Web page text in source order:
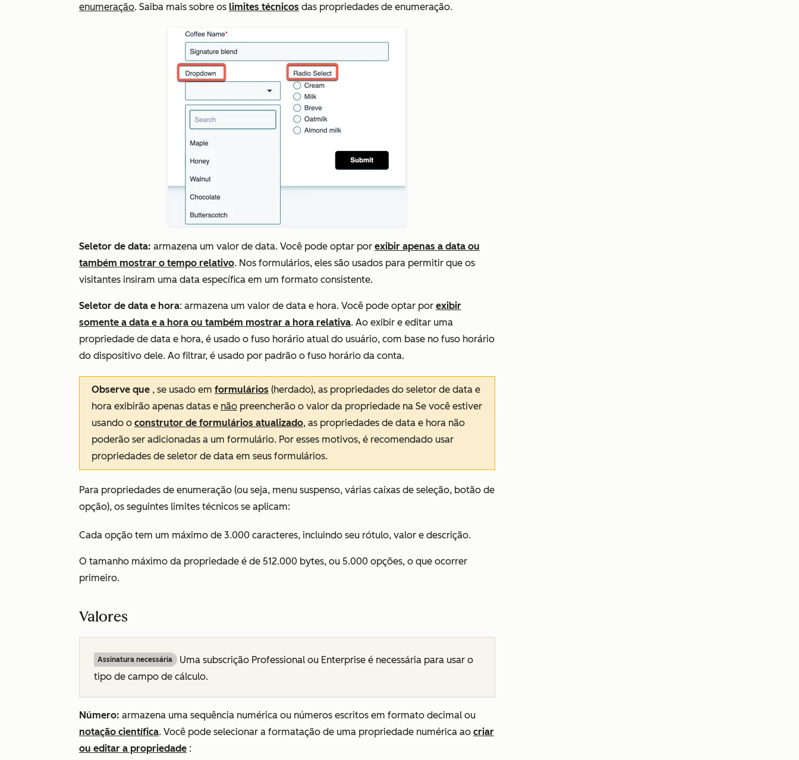
enumeração. Saiba mais sobre os limites técnicos das propriedades de enumeração.
Seletor de data: armazena um valor de data. Você pode optar por exibir apenas a data ou
também mostrar o tempo relativo. Nos formulários, eles são usados para permitir que os
visitantes insiram uma data específica em um formato consistente.
Seletor de data e hora: armazena um valor de data e hora. Você pode optar por exibir
somente a data e a hora ou também mostrar a hora relativa. Ao exibir e editar uma
propriedade de data e hora, é usado o fuso horário atual do usuário, com base no fuso horário
do dispositivo dele. Ao filtrar, é usado por padrão o fuso horário da conta.
Observe que , se usado em formulários (herdado), as propriedades do seletor de data e
hora exibirão apenas datas e não preencherão o valor da propriedade na Se você estiver
usando o construtor de formulários atualizado, as propriedades de data e hora não
poderão ser adicionadas a um formulário. Por esses motivos, é recomendado usar
propriedades de seletor de data em seus formulários.
Para propriedades de enumeração (ou seja, menu suspenso, várias caixas de seleção, botão de
opção), os seguintes limites técnicos se aplicam:
Cada opção tem um máximo de 3.000 caracteres, incluindo seu rótulo, valor e descrição.
O tamanho máximo da propriedade é de 512.000 bytes, ou 5.000 opções, o que ocorrer
primeiro.
Valores
Assinatura necessária Uma subscrição Professional ou Enterprise é necessária para usar o
tipo de campo de cálculo.
Número: armazena uma sequência numérica ou números escritos em formato decimal ou
notação científica. Você pode selecionar a formatação de uma propriedade numérica ao criar
ou editar a propriedade :